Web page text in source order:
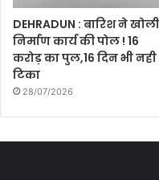
DEHRADUN : बारिश ने खोली
निर्माण कार्य की पोल ! 16
करोड़ का पुल,16 दिन भी नही
टिका
28/07/2026